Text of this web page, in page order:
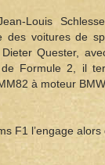
Louis
des voitures de
Quester,
de Formule 2, il
à moteur BMW.
F1 l’engage alors